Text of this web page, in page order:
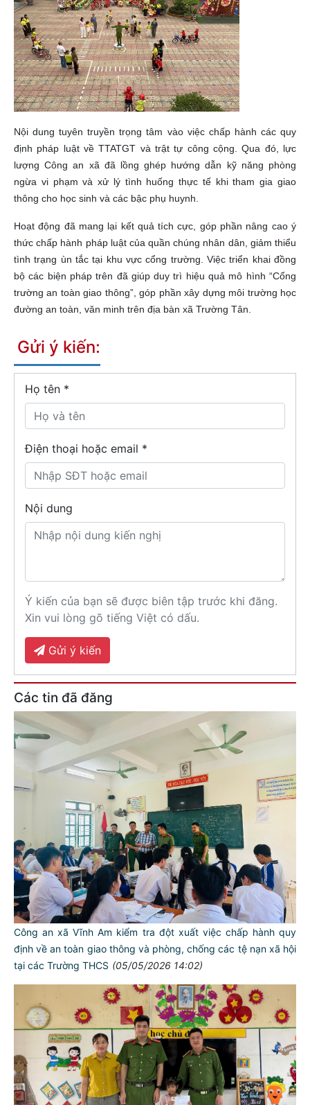
Nội dung tuyên truyền trọng tâm vào việc chấp hành các quy
định pháp luật về TTATGT và trật tự công cộng. Qua đó, lực
lượng Công an xã đã lồng ghép hướng dẫn kỹ năng phòng
ngừa vi phạm và xử lý tình huống thực tế khi tham gia giao
thông cho học sinh và các bậc phụ huynh.
Hoạt động đã mang lại kết quả tích cực, góp phần nâng cao ý
thức chấp hành pháp luật của quần chúng nhân dân, giảm thiểu
tình trạng ùn tắc tại khu vực cổng trường. Việc triển khai đồng
bộ các biện pháp trên đã giúp duy trì hiệu quả mô hình “Cổng
trường an toàn giao thông”, góp phần xây dựng môi trường học
đường an toàn, văn minh trên địa bàn xã Trường Tân.
Gửi ý kiến:
Họ tên *
Điện thoại hoặc email *
Nội dung
Ý kiến của bạn sẽ được biên tập trước khi đăng.
Xin vui lòng gõ tiếng Việt có dấu.
Gửi ý kiến
Các tin đã đăng
Công an xã Vĩnh Am kiểm tra đột xuất việc chấp hành quy
định về an toàn giao thông và phòng, chống các tệ nạn xã hội
tại các Trường THCS (05/05/2026 14:02)